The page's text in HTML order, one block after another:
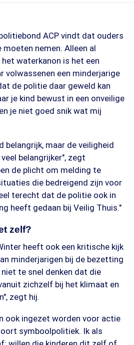
ACP vindt dat ouders
moeten nemen. Alleen al
waterkanon is het een
volwassenen een minderjarige
de politie daar geweld kan
je kind bewust in een onveilige
je niet goed snik wat mij
belangrijk, maar de veiligheid
belangrijker", zegt
de plicht om melding te
die bedreigend zijn voor
terecht dat de politie ook in
heeft gedaan bij Veilig Thuis."
zelf?
heeft ook een kritische kijk
minderjarigen bij de bezetting
te snel denken dat die
zichzelf bij het klimaat en
zegt hij.
ook ingezet worden voor actie
symboolpolitiek. Ik als